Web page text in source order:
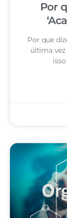
Por
Por que
última vez